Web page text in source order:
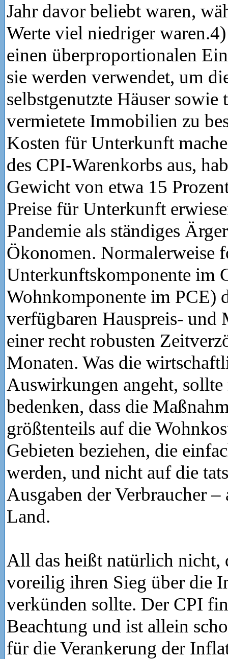
Jahr davor beliebt waren,
Werte viel niedriger
einen überproportionalen
sie werden verwendet, um
selbstgenutzte Häuser sowie
vermietete Immobilien zu
Kosten für Unterkunft
des CPI-Warenkorbs aus,
Gewicht von etwa 15
Preise für Unterkunft
Pandemie als ständiges
Ökonomen. Normalerweise
Unterkunftskomponente im
Wohnkomponente im PCE)
verfügbaren Hauspreis- und
einer recht robusten
Monaten. Was die
Auswirkungen angeht, sollte
bedenken, dass die
größtenteils auf die
Gebieten beziehen, die
werden, und nicht auf die
Ausgaben der Verbraucher –
Land.
All das heißt natürlich nicht,
voreilig ihren Sieg über die
verkünden sollte. Der CPI
Beachtung und ist allein
für die Verankerung der